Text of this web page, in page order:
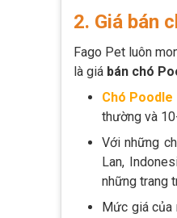
2. Giá bán
Fago Pet luôn
là giá bán chó
Chó Poodle
thường và
Với những
Lan,
những trang
Mức giá của